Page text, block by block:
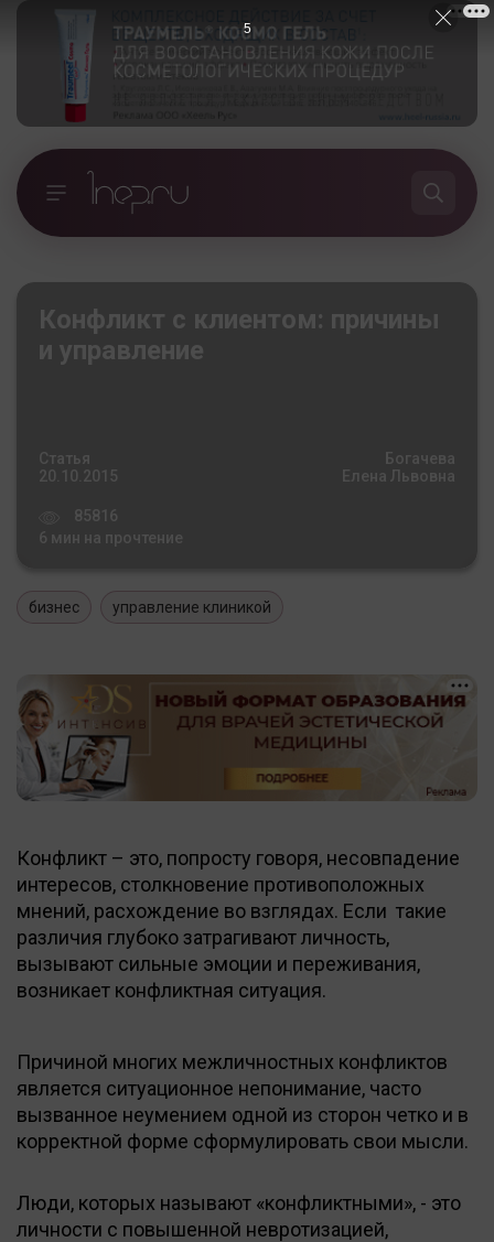
Конфликт с клиентом: причины
и управление
Статья
20.10.2015
85816
6 мин на прочтение
Богачева
Елена Львовна
бизнес управление клиникой
Конфликт – это, попросту говоря, несовпадение
интересов, столкновение противоположных
мнений, расхождение во взглядах. Если такие
различия глубоко затрагивают личность,
вызывают сильные эмоции и переживания,
возникает конфликтная ситуация.
Причиной многих межличностных конфликтов
является ситуационное непонимание, часто
вызванное неумением одной из сторон четко и в
корректной форме сформулировать свои мысли.
Люди, которых называют «конфликтными», - это
личности с повышенной невротизацией,
4